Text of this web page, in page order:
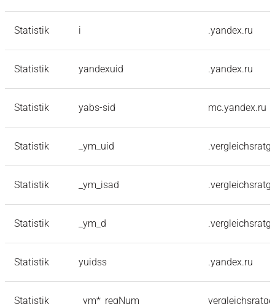
Statistik i .yandex.ru
Statistik yandexuid .yandex.ru
Statistik yabs-sid mc.yandex.ru
Statistik _ym_uid
Statistik _ym_isad
Statistik _ym_d
Statistik yuidss .yandex.ru
Statistik _ym*_reqNum